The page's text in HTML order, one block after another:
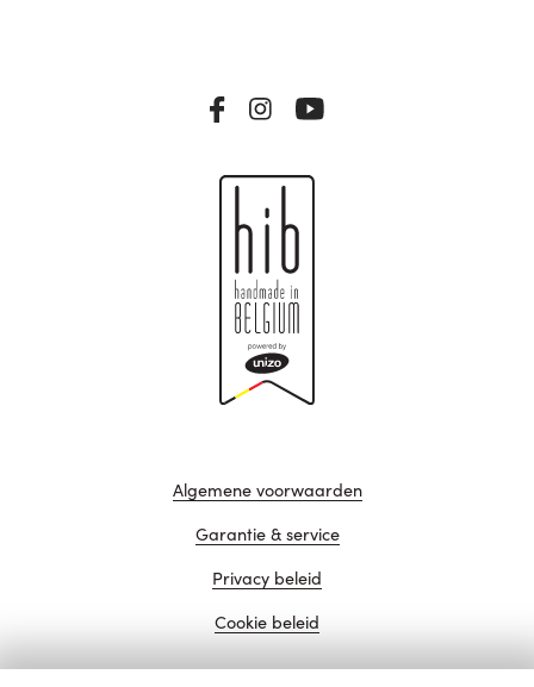
Algemene voorwaarden
Garantie & service
Privacy beleid
Cookie beleid